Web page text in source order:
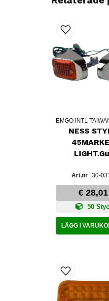
NESS
30-
€ 28,01
50
LÄGG I